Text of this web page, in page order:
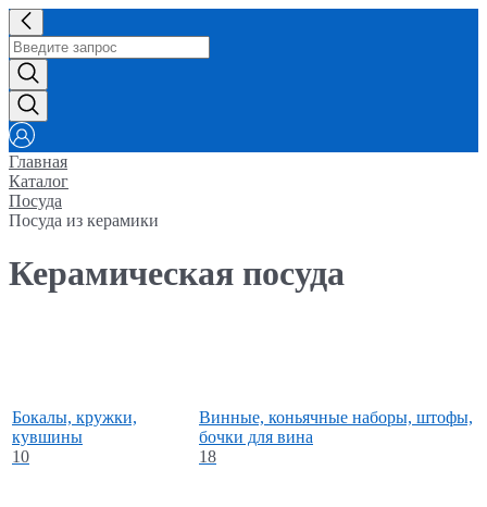
Главная
Каталог
Посуда
Посуда из керамики
Керамическая посуда
Бокалы, кружки,
кувшины
10
Винные, коньячные наборы, штофы,
бочки для вина
18